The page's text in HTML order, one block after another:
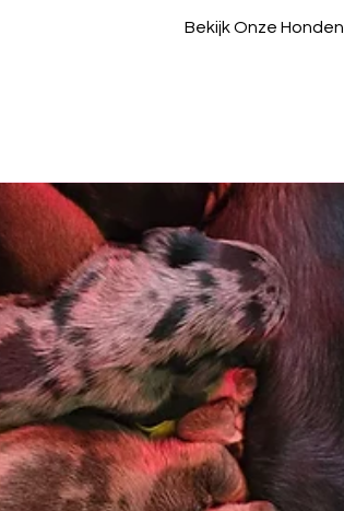
Bekijk Onze Honden